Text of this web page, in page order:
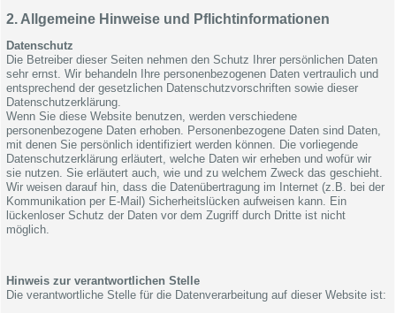
2. Allgemeine Hinweise und Pflichtinformationen
Datenschutz
Die Betreiber dieser Seiten nehmen den Schutz Ihrer persönlichen Daten
sehr ernst. Wir behandeln Ihre personenbezogenen Daten vertraulich und
entsprechend der gesetzlichen Datenschutzvorschriften sowie dieser
Datenschutzerklärung.
Wenn Sie diese Website benutzen, werden verschiedene
personenbezogene Daten erhoben. Personenbezogene Daten sind Daten,
mit denen Sie persönlich identifiziert werden können. Die vorliegende
Datenschutzerklärung erläutert, welche Daten wir erheben und wofür wir
sie nutzen. Sie erläutert auch, wie und zu welchem Zweck das geschieht.
Wir weisen darauf hin, dass die Datenübertragung im Internet (z.B. bei der
Kommunikation per E-Mail) Sicherheitslücken aufweisen kann. Ein
lückenloser Schutz der Daten vor dem Zugriff durch Dritte ist nicht
möglich.
Hinweis zur verantwortlichen Stelle
Die verantwortliche Stelle für die Datenverarbeitung auf dieser Website ist: